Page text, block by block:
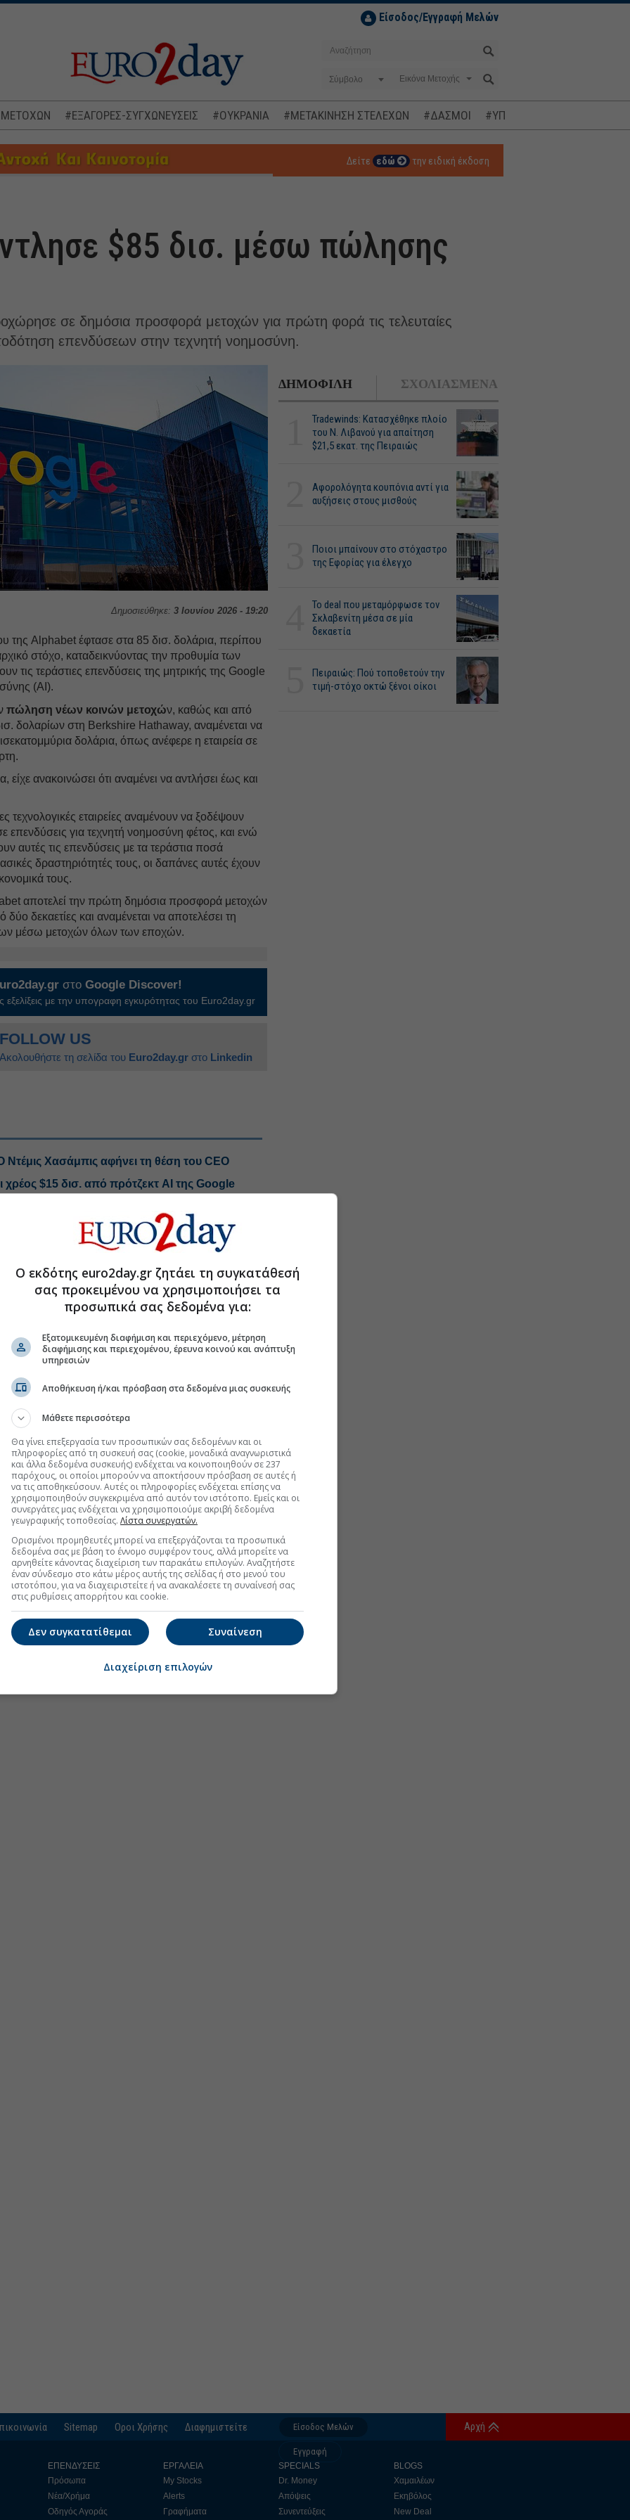
Είσοδος/Εγγραφή Μελών
Σύμβολο
ΜΕΤΟΧΩΝ #ΕΞΑΓΟΡΕΣ-ΣΥΓΧΩΝΕΥΣΕΙΣ #ΟΥΚΡΑΝΙΑ #ΜΕΤΑΚΙΝΗΣΗ ΣΤΕΛΕΧΩΝ #ΔΑΣΜΟΙ #ΥΠΟΚΛΟΠΕΣ
Δείτε εδώ την ειδική έκδοση
$85 δισ. μέσω πώλησης
σε δημόσια προσφορά μετοχών για πρώτη φορά τις τελευταίες
επενδύσεων στην τεχνητή νοημοσύνη.
Δημοσιεύθηκε: 3 Ιουνίου 2026 - 19:20
της Alphabet έφτασε στα 85 δισ. δολάρια, περίπου
στόχο, καταδεικνύοντας την προθυμία των
τις τεράστιες επενδύσεις της μητρικής της Google
(AI).
πώληση νέων κοινών μετοχών, καθώς και από
δολαρίων στη Berkshire Hathaway, αναμένεται να
δολάρια, όπως ανέφερε η εταιρεία σε
ανακοινώσει ότι αναμένει να αντλήσει έως και
τεχνολογικές εταιρείες αναμένουν να ξοδέψουν
επενδύσεις για τεχνητή νοημοσύνη φέτος, και ενώ
αυτές τις επενδύσεις με τα τεράστια ποσά
δραστηριότητές τους, οι δαπάνες αυτές έχουν
τους.
αποτελεί την πρώτη δημόσια προσφορά μετοχών
δεκαετίες και αναμένεται να αποτελέσει τη
μέσω μετοχών όλων των εποχών.
στοGoogle Discover!
εξελίξεις με την υπογραφη εγκυρότητας του Euro2day.gr
FOLLOW US
Ακολουθήστε τη σελίδα του Euro2day.gr στο Linkedin
Χασάμπις αφήνει τη θέση του CEO
χρέος $15 δισ. από πρότζεκτ AI της Google
κινητής τηλεφωνίας στη νέα εποχή του
SpaceX αξίας $94 δισ. μετά την IPO
στο Discover
ΔΗΜΟΦΙΛΗ ΣΧΟΛΙΑΣΜΕΝΑ
Tradewinds: Κατασχέθηκε πλοίο
του Ν. Λιβανού για απαίτηση
$21,5 εκατ. της Πειραιώς
Αφορολόγητα κουπόνια αντί για
αυξήσεις στους μισθούς
Ποιοι μπαίνουν στο στόχαστρο
της Εφορίας για έλεγχο
Το deal που μεταμόρφωσε τον
Σκλαβενίτη μέσα σε μία
δεκαετία
Πειραιώς: Πού τοποθετούν την
τιμή-στόχο οκτώ ξένοι οίκοι
Sitemap Οροι Χρήσης Διαφημιστείτε Είσοδος Μελών
Εγγραφή
Αρχή
ΕΠΕΝΔΥΣΕΙΣ
Πρόσωπα
Νέα/Χρήμα
Οδηγός Αγοράς
ΕΡΓΑΛΕΙΑ
My Stocks
Alerts
Γραφήματα
SPECIALS
Dr. Money
Απόψεις
Συνεντεύξεις
BLOGS
Χαμαιλέων
Εκηβόλος
New Deal
Ο εκδότης euro2day.gr ζητάει τη συγκατάθεσή
σας προκειμένου να χρησιμοποιήσει τα
προσωπικά σας δεδομένα για:
Εξατομικευμένη διαφήμιση και περιεχόμενο, μέτρηση
διαφήμισης και περιεχομένου, έρευνα κοινού και ανάπτυξη
υπηρεσιών
Αποθήκευση ή/και πρόσβαση στα δεδομένα μιας συσκευής
Μάθετε περισσότερα
Θα γίνει επεξεργασία των προσωπικών σας δεδομένων και οι
πληροφορίες από τη συσκευή σας (cookie, μοναδικά αναγνωριστικά
και άλλα δεδομένα συσκευής) ενδέχεται να κοινοποιηθούν σε 237
παρόχους, οι οποίοι μπορούν να αποκτήσουν πρόσβαση σε αυτές ή
να τις αποθηκεύσουν. Αυτές οι πληροφορίες ενδέχεται επίσης να
χρησιμοποιηθούν συγκεκριμένα από αυτόν τον ιστότοπο. Εμείς και οι
συνεργάτες μας ενδέχεται να χρησιμοποιούμε ακριβή δεδομένα
γεωγραφικής τοποθεσίας. Λίστα συνεργατών.
Ορισμένοι προμηθευτές μπορεί να επεξεργάζονται τα προσωπικά
δεδομένα σας με βάση το έννομο συμφέρον τους, αλλά μπορείτε να
αρνηθείτε κάνοντας διαχείριση των παρακάτω επιλογών. Αναζητήστε
έναν σύνδεσμο στο κάτω μέρος αυτής της σελίδας ή στο μενού του
ιστοτόπου, για να διαχειριστείτε ή να ανακαλέσετε τη συναίνεσή σας
στις ρυθμίσεις απορρήτου και cookie.
Συναίνεση
Δεν συγκατατίθεμαι
Διαχείριση επιλογών